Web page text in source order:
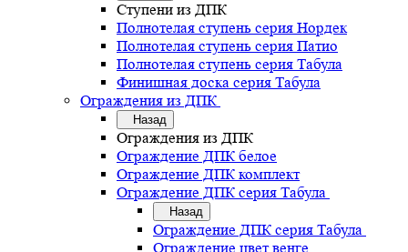
Ступени из ДПК
Полнотелая ступень серия Нордек
Полнотелая ступень серия Патио
Полнотелая ступень серия Табула
Финишная доска серия Табула
Ограждения из ДПК
Назад
Ограждения из ДПК
Ограждение ДПК белое
Ограждение ДПК комплект
Ограждение ДПК серия Табула
Назад
Ограждение ДПК серия Табула
Ограждение цвет венге